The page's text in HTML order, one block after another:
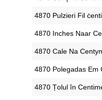
‎4870 Pulzieri Fil
‎4870 Inches Naar
‎4870 Cale Na
‎4870 Polegadas Em
‎4870 Țolul în